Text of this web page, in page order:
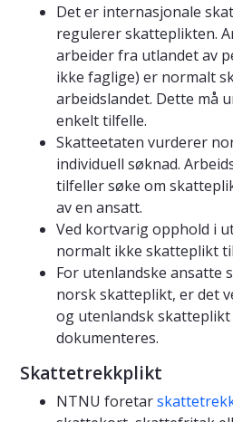
Det er internasjonale
regulerer skatteplikten.
arbeider fra utlandet av
ikke faglige) er normalt
arbeidslandet. Dette må
enkelt tilfelle.
Skatteetaten vurderer
individuell søknad.
tilfeller søke om
av en ansatt.
Ved kortvarig opphold i
normalt ikke skatteplikt
For utenlandske ansatte
norsk skatteplikt, er det
og utenlandsk
dokumenteres.
Skattetrekkplikt
NTNU foretar